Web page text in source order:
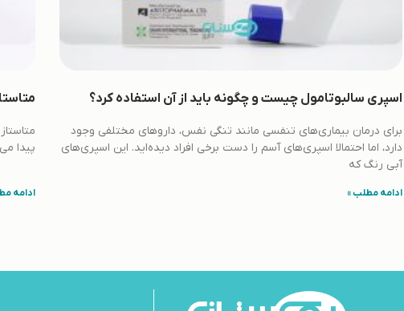
اسپری سالبوتامول چیست و چگونه باید از آن استفاده کرد؟
برای درمان بیماری‌های تنفسی مانند تنگی نفس، داروهای مختلفی وجود
دارد، اما احتمالا اسپری‌های آسم را دست برخی افراد دیده‌اید. این اسپری‌های
آبی رنگ که
ادامه مطلب »
پیدا
ادامه